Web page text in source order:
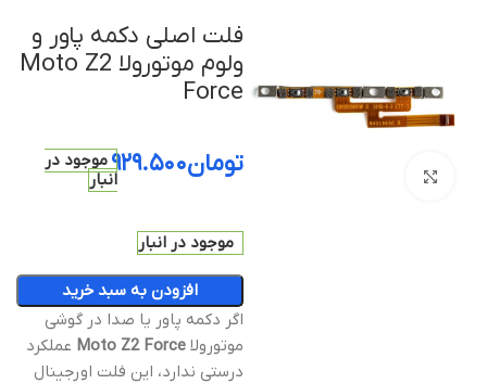
فلت اصلی دکمه پاور و
ولوم موتورولا Moto Z2
Force
تومان۹۲۹.۵۰۰موجود در
انبار
موجود در انبار
افزودن به سبد خرید
اگر دکمه پاور یا صدا در گوشی
موتورولا Moto Z2 Force عملکرد
درستی ندارد، این فلت اورجینال